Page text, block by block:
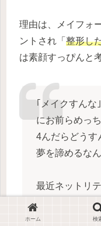
理由は、メイフォ
ントされ「 整形し
は素顔すっぴんと
｢メイクすんな
にお前らめっ
4んだらどうす
夢を諦めるな
最近ネットリ
年間で一度も
まず嫌いだっ
ホーム 検